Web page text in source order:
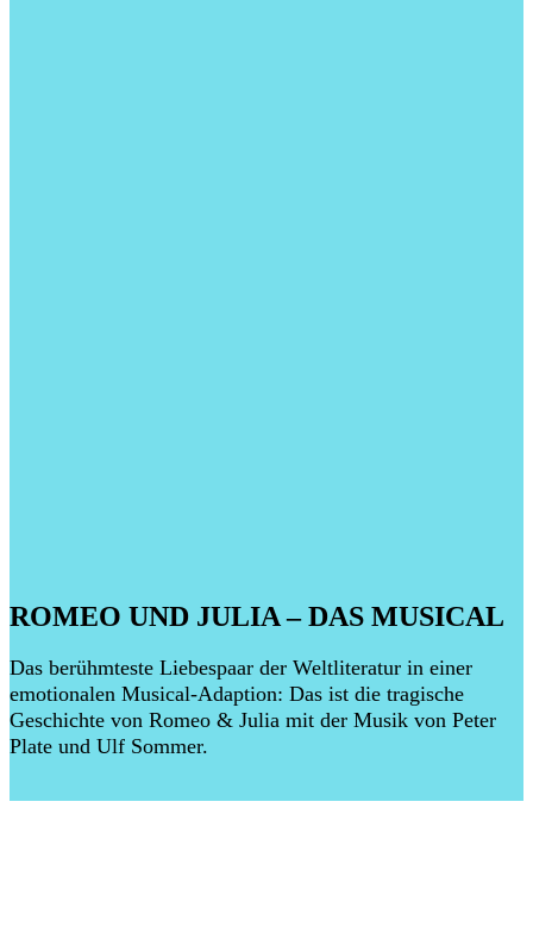
ROMEO UND JULIA – DAS MUSICAL
Das berühmteste Liebespaar der Weltliteratur in einer
emotionalen Musical-Adaption: Das ist die tragische
Geschichte von Romeo & Julia mit der Musik von Peter
Plate und Ulf Sommer.